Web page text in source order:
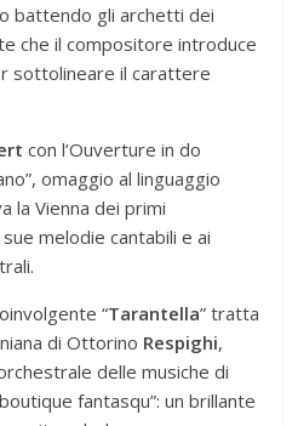
battendo gli archetti dei
che il compositore introduce
sottolineare il carattere
con l’Ouverture in do
omaggio al linguaggio
la Vienna dei primi
melodie cantabili e ai
“Tarantella” tratta
di Ottorino Respighi,
delle musiche di
fantasqu”: un brillante